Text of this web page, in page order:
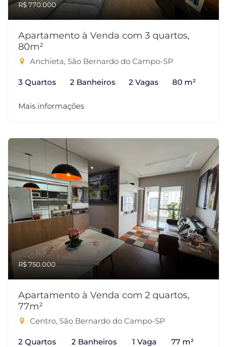
R$ 770.000
Apartamento à Venda com 3 quartos,
80m²
Anchieta, São Bernardo do Campo-SP
3 Quartos 2 Banheiros 2 Vagas 80 m²
Mais informações
R$ 750.000
Apartamento à Venda com 2 quartos,
77m²
Centro, São Bernardo do Campo-SP
2 Quartos 2 Banheiros 1 Vaga 77 m²